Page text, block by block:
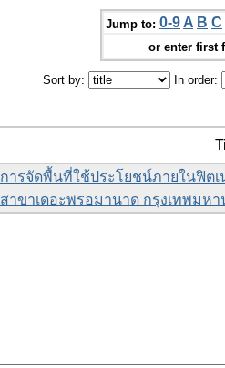
Jump to: 0-9 A B C
or enter first
Sort by: In order:
การจัดพื้นที่ใช้ประโยชน์ภายในฟิต
สาขาเดอะพรอมานาด กรุงเทพมห